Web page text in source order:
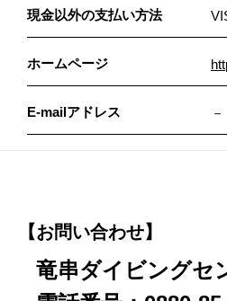
現金以外の支払い方法
ホームページ
E-mailアドレス －
【お問い合わせ】
竜串ダイビングセ